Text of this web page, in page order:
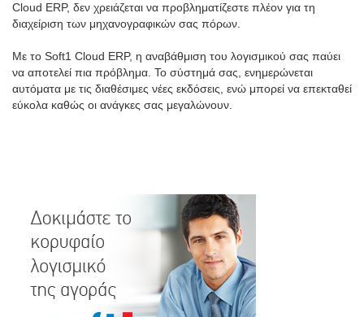
Cloud ERP, δεν χρειάζεται να προβληματίζεστε πλέον για τη
διαχείριση των μηχανογραφικών σας πόρων.
Με το Soft1 Cloud ERP, η αναβάθμιση του λογισμικού σας παύει
να αποτελεί πια πρόβλημα. Το σύστημά σας, ενημερώνεται
αυτόματα με τις διαθέσιμες νέες εκδόσεις, ενώ μπορεί να επεκταθεί
εύκολα καθώς οι ανάγκες σας μεγαλώνουν.